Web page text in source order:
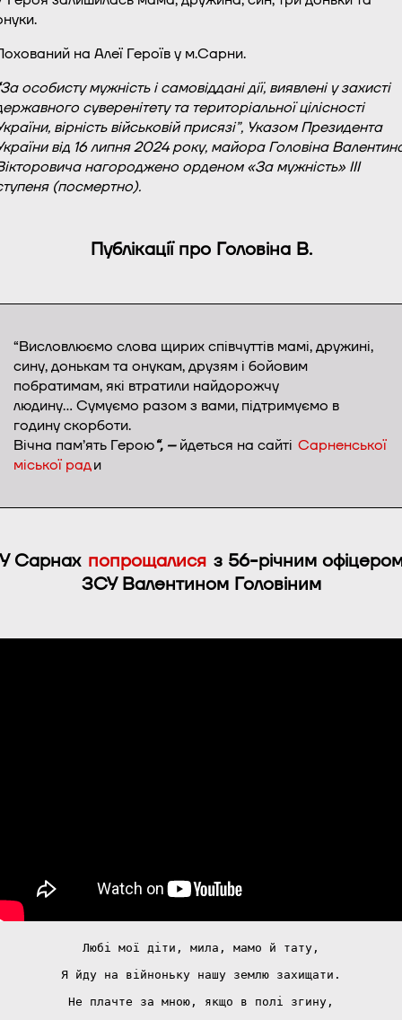
на Алеї Героїв у м.Сарни.
За особисту мужність і самовіддані дії, виявлені у захисті
суверенітету та територіальної цілісності
вірність військовій присязі”, Указом Президента
від 16 липня 2024 року, майора Головіна
нагороджено орденом «За мужність» III
(посмертно).
Публікації про Головіна В.
“Висловлюємо слова щирих співчуттів мамі, дружині,
сину, донькам та онукам, друзям і бойовим
побратимам, які втратили найдорожчу
людину… Сумуємо разом з вами, підтримуємо в
годину скорботи.
Вічна пам’ять Герою“, –йдеться на сайті Сарненської
міської ради
Сарнах попрощалися з 56-річним
ЗСУ Валентином Головіним
Любі мої діти, мила, мамо й тату,
Я йду на війноньку нашу землю захищати.
Не плачте за мною, якщо в полі згину,